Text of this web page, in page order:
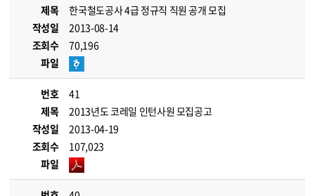
제목
한국철도공사 4급 정규직 직원 공개 모집
작성일
2013-08-14
조회수
70,196
파일
번호
41
제목
2013년도 코레일 인턴사원 모집공고
작성일
2013-04-19
조회수
107,023
파일